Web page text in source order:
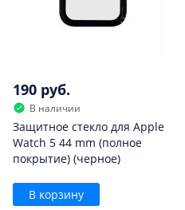
190 руб.
В наличии
Защитное стекло для Apple
Watch 5 44 mm (полное
покрытие) (черное)
В корзину